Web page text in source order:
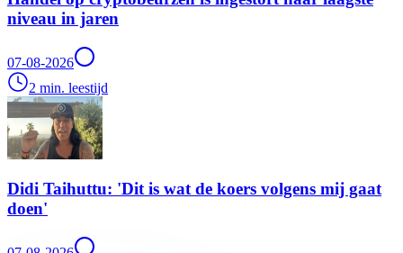
niveau in jaren
07-08-2026
2 min. leestijd
Didi Taihuttu: 'Dit is wat de koers volgens mij gaat
doen'